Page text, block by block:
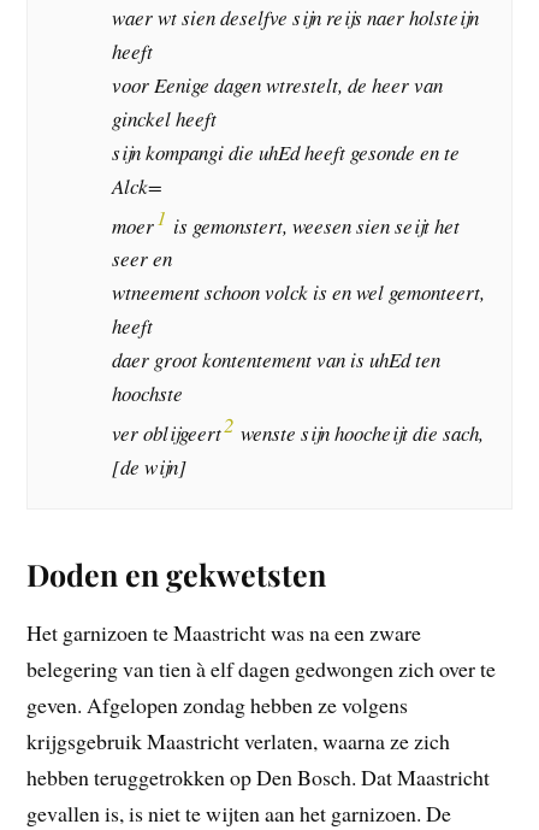
waer wt sien deselfve sijn reijs naer holsteijn
heeft
voor Eenige dagen wtrestelt, de heer van
ginckel heeft
sijn kompangi die uhEd heeft gesonde en te
Alck=
moer1 is gemonstert, weesen sien seijt het
seer en
wtneement schoon volck is en wel gemonteert,
heeft
daer groot kontentement van is uhEd ten
hoochste
ver oblijgeert2 wenste sijn hoocheijt die sach,
[de wijn]
Doden en gekwetsten
Het garnizoen te Maastricht was na een zware
belegering van tien à elf dagen gedwongen zich over te
geven. Afgelopen zondag hebben ze volgens
krijgsgebruik Maastricht verlaten, waarna ze zich
hebben teruggetrokken op Den Bosch. Dat Maastricht
gevallen is, is niet te wijten aan het garnizoen. De